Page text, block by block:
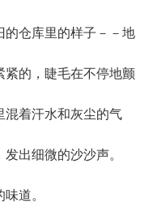
仓库里的样子－－地
紧的，睫毛在不停地颤
混着汗水和灰尘的气
出细微的沙沙声。
道。